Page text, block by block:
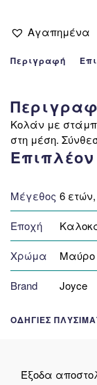
Αγαπημένα
Περιγραφή
Κολάν με
στη μέση.
Μέγεθος 6
Εποχή
Χρώμα Μαύρο
Brand Joyce
ΟΔΗΓΊΕΣ
Έξοδα